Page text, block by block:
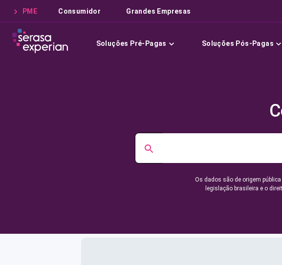
PME Consumidor Grandes Empresas
Soluções Pré-Pagas Soluções Pós-Pagas
Os dados são de origem
legislação brasileira e o